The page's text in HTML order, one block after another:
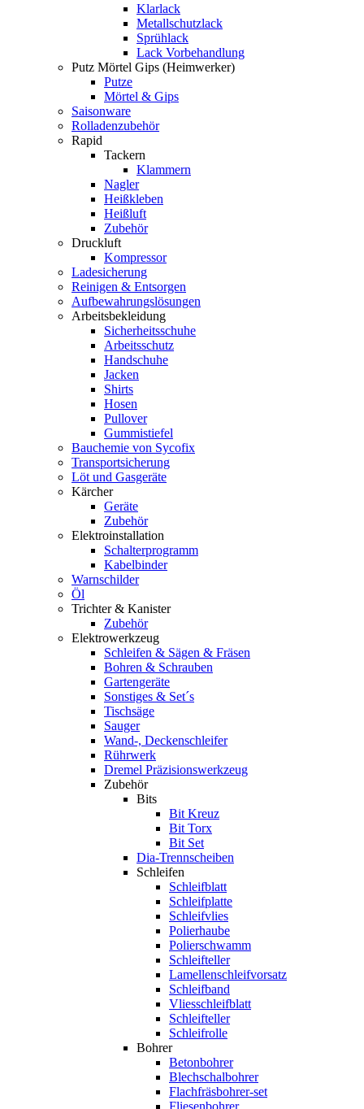
Klarlack
Metallschutzlack
Sprühlack
Lack Vorbehandlung
Putz Mörtel Gips (Heimwerker)
Putze
Mörtel & Gips
Saisonware
Rolladenzubehör
Rapid
Tackern
Klammern
Nagler
Heißkleben
Heißluft
Zubehör
Druckluft
Kompressor
Ladesicherung
Reinigen & Entsorgen
Aufbewahrungslösungen
Arbeitsbekleidung
Sicherheitsschuhe
Arbeitsschutz
Handschuhe
Jacken
Shirts
Hosen
Pullover
Gummistiefel
Bauchemie von Sycofix
Transportsicherung
Löt und Gasgeräte
Kärcher
Geräte
Zubehör
Elektroinstallation
Schalterprogramm
Kabelbinder
Warnschilder
Öl
Trichter & Kanister
Zubehör
Elektrowerkzeug
Schleifen & Sägen & Fräsen
Bohren & Schrauben
Gartengeräte
Sonstiges & Set´s
Tischsäge
Sauger
Wand-, Deckenschleifer
Rührwerk
Dremel Präzisionswerkzeug
Zubehör
Bits
Bit Kreuz
Bit Torx
Bit Set
Dia-Trennscheiben
Schleifen
Schleifblatt
Schleifplatte
Schleifvlies
Polierhaube
Polierschwamm
Schleifteller
Lamellenschleifvorsatz
Schleifband
Vliesschleifblatt
Schleifteller
Schleifrolle
Bohrer
Betonbohrer
Blechschalbohrer
Flachfräsbohrer-set
Fliesenbohrer